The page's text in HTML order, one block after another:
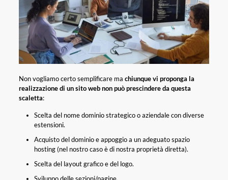
Non vogliamo certo semplificare ma chiunque vi proponga la
realizzazione di un sito web non può prescindere da questa
scaletta:
Scelta del nome dominio strategico o aziendale con diverse
estensioni.
Acquisto del dominio e appoggio a un adeguato spazio
hosting (nel nostro caso è di nostra proprietà diretta).
Scelta del layout grafico e del logo.
Sviluppo delle sezioni/pagine.